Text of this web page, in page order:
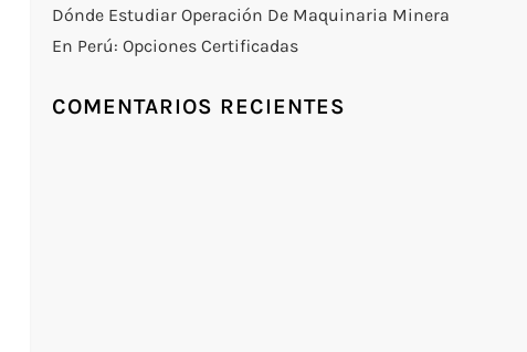
Dónde Estudiar Operación De Maquinaria Minera
En Perú: Opciones Certificadas
COMENTARIOS RECIENTES